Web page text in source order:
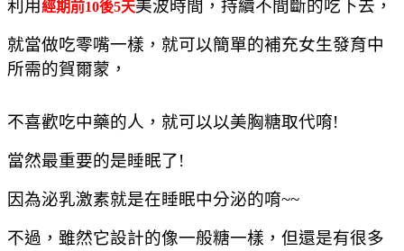
利用經期前10後5天美波時間，持續不間斷的吃下去，
就當做吃零嘴一樣，就可以簡單的補充女生發育中
所需的賀爾蒙，
不喜歡吃中藥的人，就可以以美胸糖取代唷!
當然最重要的是睡眠了!
因為泌乳激素就是在睡眠中分泌的唷~~
不過，雖然它設計的像一般糖一樣，但還是有很多